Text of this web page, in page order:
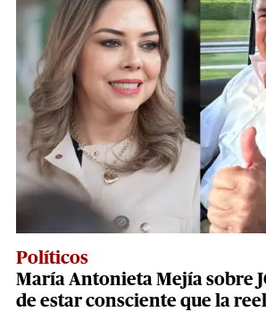
Políticos
María Antonieta Mejía sobre
de estar consciente que la